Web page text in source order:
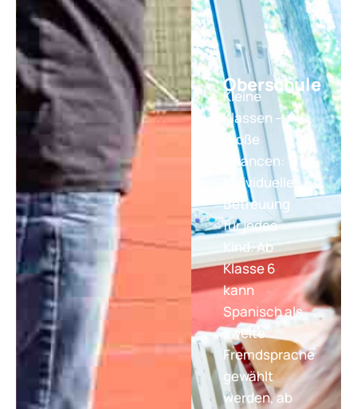
Oberschule
Kleine
Klassen –
große
Chancen:
Individuelle
Betreuung
für jedes
Kind. Ab
Klasse 6
kann
Spanisch als
zweite
Fremdsprache
gewählt
werden, ab